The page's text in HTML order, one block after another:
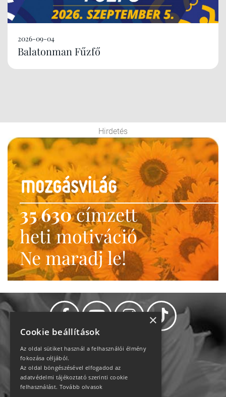
2026-09-04
Balatonman Fűzfő
Hirdetés
35 630címzett
heti motiváció
Ne maradj le!
Állásajánlatok
×
Cookie beállítások
Az oldal sütiket használ a felhasználói élmény
fokozása céljából.
Az oldal böngészésével elfogadod az
adatvédelmi tájékoztató szerinti cookie
felhasználást. Tovább olvasok